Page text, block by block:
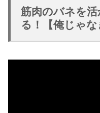
筋肉のバネを
る！【俺じゃな